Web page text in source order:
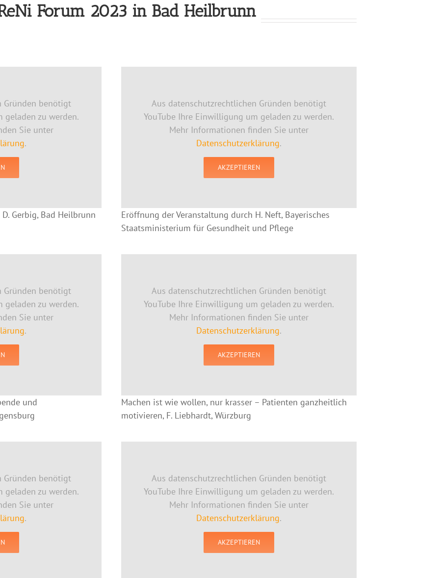
Forum 2023 in Bad Heilbrunn
Gründen benötigt
geladen zu werden.
Sie unter
.
Gerbig, Bad Heilbrunn
Aus datenschutzrechtlichen Gründen benötigt
YouTube Ihre Einwilligung um geladen zu werden.
Mehr Informationen finden Sie unter
Datenschutzerklärung.
AKZEPTIEREN
Eröffnung der Veranstaltung durch H. Neft, Bayerisches
Staatsministerium für Gesundheit und Pflege
Gründen benötigt
geladen zu werden.
Sie unter
.
und
Aus datenschutzrechtlichen Gründen benötigt
YouTube Ihre Einwilligung um geladen zu werden.
Mehr Informationen finden Sie unter
Datenschutzerklärung.
AKZEPTIEREN
Machen ist wie wollen, nur krasser – Patienten ganzheitlich
motivieren, F. Liebhardt, Würzburg
Gründen benötigt
geladen zu werden.
Sie unter
.
Aus datenschutzrechtlichen Gründen benötigt
YouTube Ihre Einwilligung um geladen zu werden.
Mehr Informationen finden Sie unter
Datenschutzerklärung.
AKZEPTIEREN